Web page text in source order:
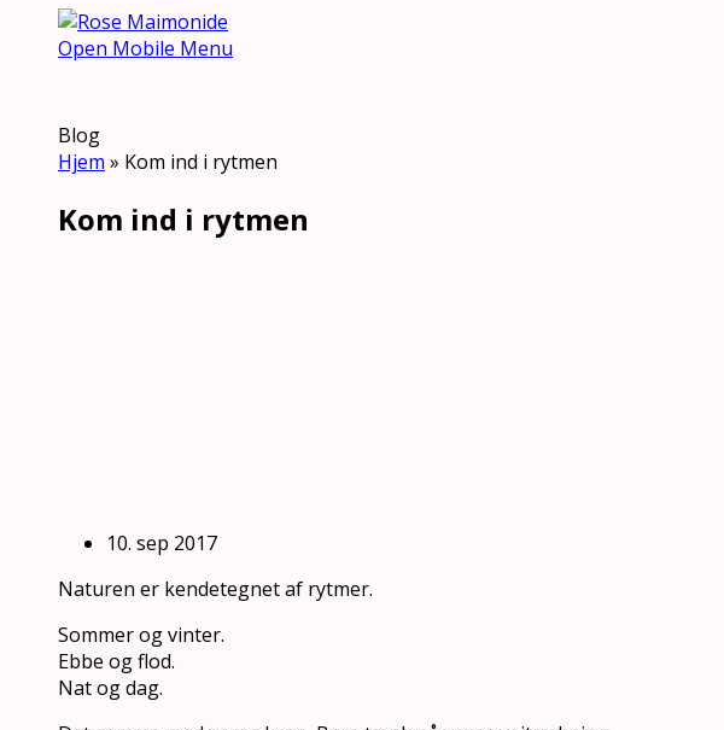
Open Mobile Menu
Blog
Hjem » Kom ind i rytmen
Kom ind i rytmen
10. sep 2017
Naturen er kendetegnet af rytmer.
Sommer og vinter.
Ebbe og flod.
Nat og dag.